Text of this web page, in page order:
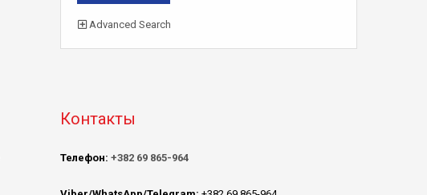
Advanced Search
Контакты
Телефон: +382 69 865-964